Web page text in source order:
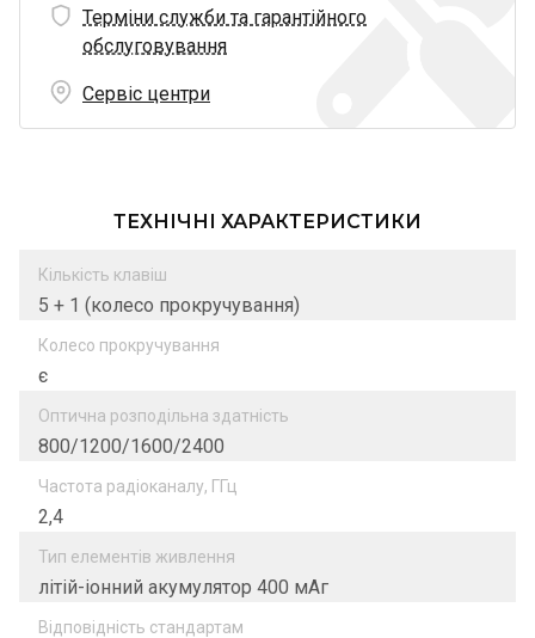
Терміни служби та гарантійного
обслуговування
Сервіс центри
ТЕХНІЧНІ ХАРАКТЕРИСТИКИ
Кількість клавіш
5 + 1 (колесо прокручування)
Колесо прокручування
є
Оптична розподільна здатність
800/1200/1600/2400
Частота радіоканалу, ГГц
2,4
Тип елементів живлення
літій-іонний акумулятор 400 мАг
Відповідність стандартам